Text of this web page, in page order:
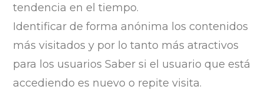
tendencia en el tiempo.
Identificar de forma anónima los contenidos
más visitados y por lo tanto más atractivos
para los usuarios Saber si el usuario que está
accediendo es nuevo o repite visita.